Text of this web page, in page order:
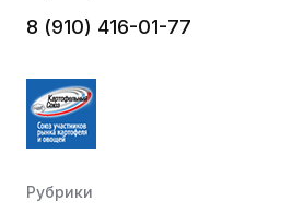
8 (910) 416-01-77
Рубрики